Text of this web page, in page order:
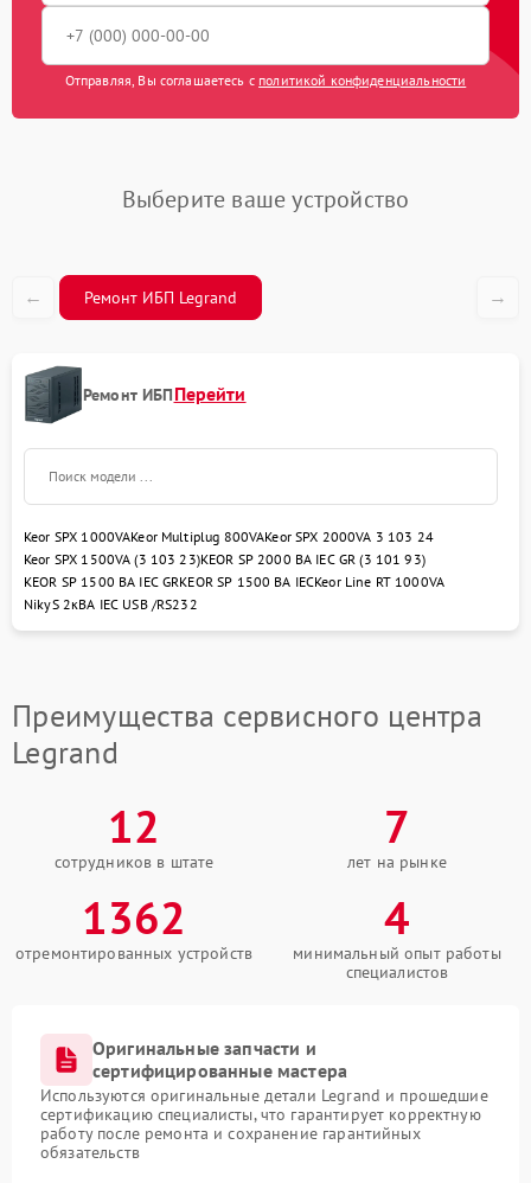
Отправляя, Вы соглашаетесь с политикой конфиденциальности
Выберите ваше устройство
← Ремонт ИБП Legrand →
Ремонт ИБППерейти
Keor SPX 1000VAKeor Multiplug 800VAKeor SPX 2000VA 3 103 24
Keor SPX 1500VA (3 103 23)KEOR SP 2000 ВА IEC GR (3 101 93)
KEOR SP 1500 ВА IEC GRKEOR SP 1500 ВА IECKeor Line RT 1000VA
NikyS 2кBA IEC USB /RS232
Преимущества сервисного центра
Legrand
12
сотрудников в штате
7
лет на рынке
1362
отремонтированных устройств
4
минимальный опыт работы
специалистов
Оригинальные запчасти и
сертифицированные мастера
Используются оригинальные детали Legrand и прошедшие
сертификацию специалисты, что гарантирует корректную
работу после ремонта и сохранение гарантийных
обязательств